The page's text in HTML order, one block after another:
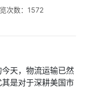
次数：1572
天，物流运输已然
是对于深耕美国市